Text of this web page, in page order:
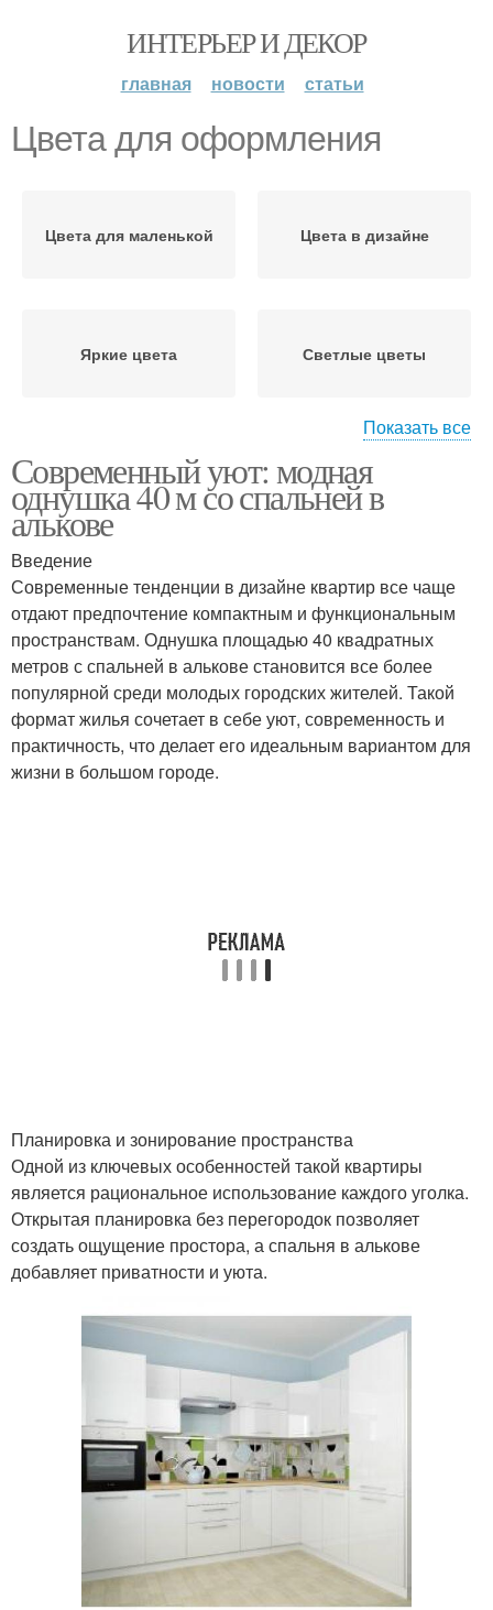
ИНТЕРЬЕР И ДЕКОР
главная новости статьи
Цвета для оформления
Цвета для маленькой Цвета в дизайне
Яркие цвета Светлые цветы
Яркие цветы Цвета для акцента
Цвета в оформлении
Показать все
Современный уют: модная
однушка 40 м со спальней в
алькове
Введение
Современные тенденции в дизайне квартир все чаще
отдают предпочтение компактным и функциональным
пространствам. Однушка площадью 40 квадратных
метров с спальней в алькове становится все более
популярной среди молодых городских жителей. Такой
формат жилья сочетает в себе уют, современность и
практичность, что делает его идеальным вариантом для
жизни в большом городе.
Планировка и зонирование пространства
Одной из ключевых особенностей такой квартиры
является рациональное использование каждого уголка.
Открытая планировка без перегородок позволяет
создать ощущение простора, а спальня в алькове
добавляет приватности и уюта.